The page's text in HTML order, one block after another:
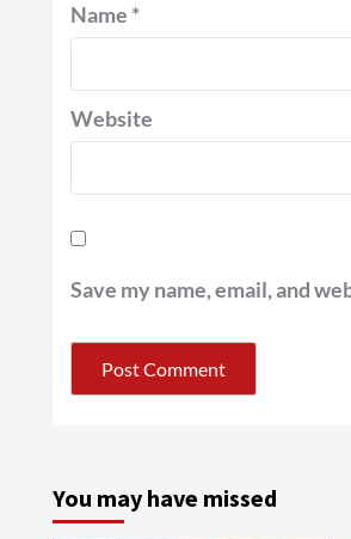
Name *
Website
Save my name, email, and
You may have missed